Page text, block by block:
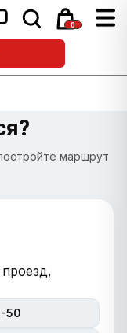
0
маршрут
50